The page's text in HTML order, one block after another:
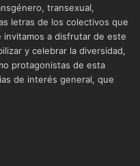
transexual,
letras de los colectivos que
invitamos a disfrutar de este
y celebrar la diversidad,
protagonistas de esta
de interés general, que